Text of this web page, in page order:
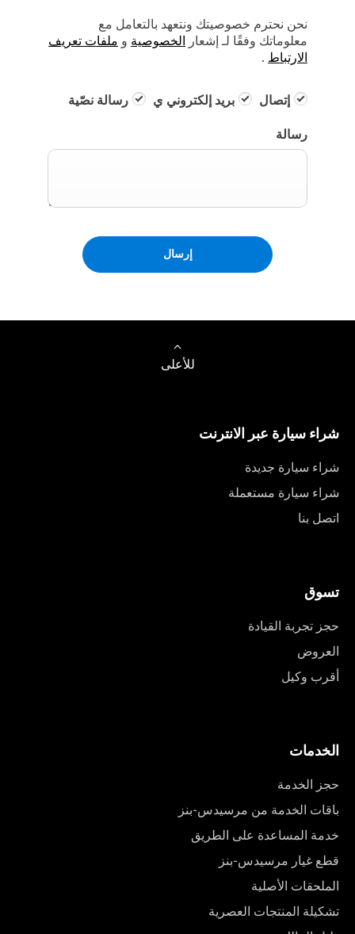
نحن نحترم خصوصيتك ونتعهد بالتعامل مع
معلوماتك وفقًا لـ إشعار الخصوصية و ملفات تعريف
الارتباط .
إتصال بريد إلكتروني ي رسالة نصّية
رسالة
إرسال
للأعلى
شراء سيارة عبر الانترنت
شراء سيارة جديدة
شراء سيارة مستعملة
اتصل بنا
تسوق
حجز تجربة القيادة
العروض
أقرب وكيل
الخدمات
حجز الخدمة
باقات الخدمة من مرسيدس-بنز
خدمة المساعدة على الطريق
قطع غيار مرسيدس-بنز
الملحقات الأصلية
تشكيلة المنتجات العصرية